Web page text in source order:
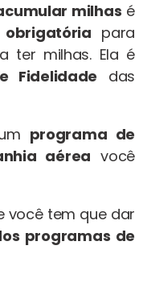
milhas é
obrigatória para
ter milhas. Ela é
Fidelidade das
programa de
aérea você
você tem que dar
programas de